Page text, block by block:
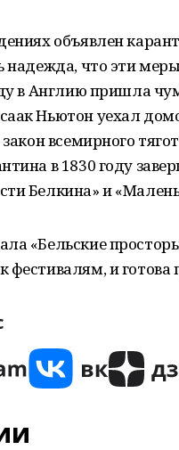
объявлен
надежда, что эти
в Англию пришла
Ньютон уехал
закон всемирного
в 1830 году
Белкина» и
«Бельские
фестивалям, и готова